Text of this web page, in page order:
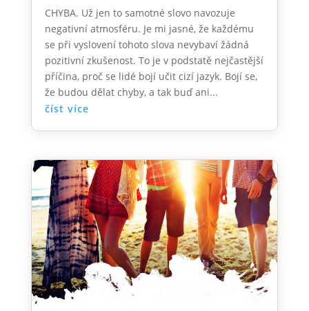
CHYBA. Už jen to samotné slovo navozuje
negativní atmosféru. Je mi jasné, že každému
se při vyslovení tohoto slova nevybaví žádná
pozitivní zkušenost. To je v podstatě nejčastější
příčina, proč se lidé bojí učit cizí jazyk. Bojí se,
že budou dělat chyby, a tak buď ani...
číst více